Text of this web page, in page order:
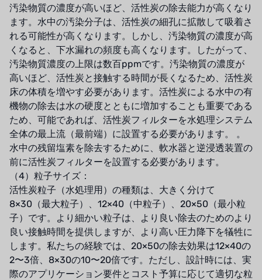
ジャコビ
ETATRON
ウェーブサイバー
ボスキーニ
NIPPON
WL
キャッシュアクメ
矢崎
RUNXIN
汚染物質の濃度が高いほど、活性炭の除去能力が高くなり
ます。水中の汚染分子は、活性炭の細孔に拡散して吸着さ
れる可能性が高くなります。しかし、汚染物質の濃度が高
くなると、下水漏れの頻度も高くなります。したがって、
汚染物質濃度の上限は数百ppmです。汚染物質の濃度が
高いほど、活性炭と接触する時間が長くなるため、活性炭
床の体積を増やす必要があります。活性炭による水中の有
機物の除去は水の硬度とともに増加することも重要である
ため、可能であれば、活性炭フィルターを水処理システム
全体の最上流（最前端）に設置する必要があります。 。
水中の残留塩素を除去するために、軟水器と逆浸透装置の
前に活性炭フィルターを設置する必要があります。
（4）粒子サイズ：
活性炭粒子（水処理用）の種類は、大きく分けて
8×30（最大粒子）、12×40（中粒子）、20×50（最小粒
子）です。より細かい粒子は、より良い除去のためのより
良い接触時間を提供しますが、より高い圧力降下を犠牲に
します。私たちの経験では、20×50の除去効果は12×40の
2〜3倍、8×30の10〜20倍です。ただし、設計時には、実
際のアプリケーション要件とコスト予算に応じて適切な粒